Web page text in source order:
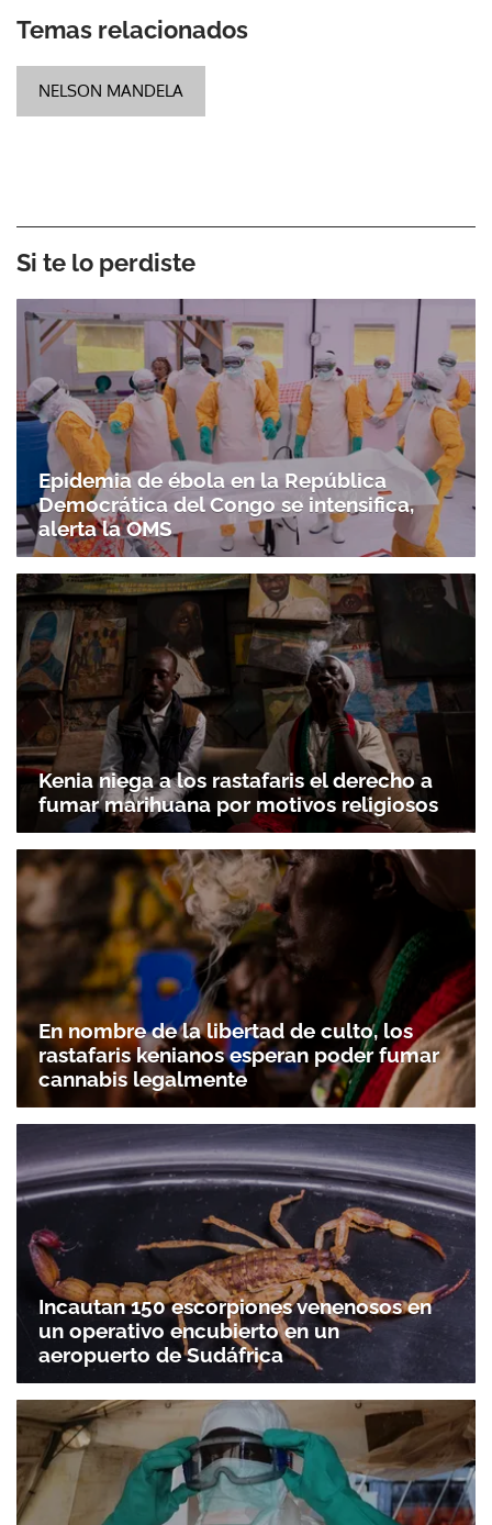
Temas relacionados
NELSON MANDELA
Si te lo perdiste
Epidemia de ébola en la República
Democrática del Congo se intensifica,
alerta la OMS
Kenia niega a los rastafaris el derecho a
fumar marihuana por motivos religiosos
En nombre de la libertad de culto, los
rastafaris kenianos esperan poder fumar
cannabis legalmente
Incautan 150 escorpiones venenosos en
un operativo encubierto en un
aeropuerto de Sudáfrica